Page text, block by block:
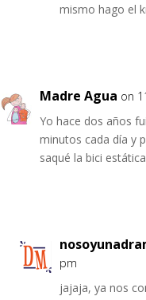
mismo hago el
Madre Agua on
Yo hace dos años
minutos cada día y
saqué la bici
pm
jajaja, ya nos